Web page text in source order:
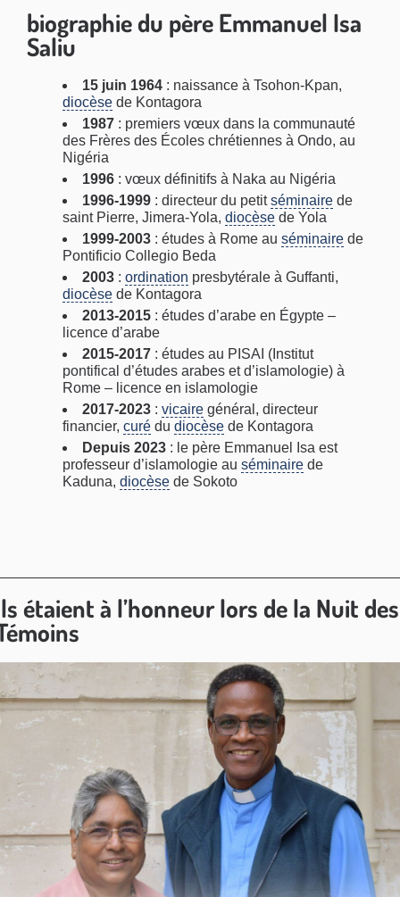
biographie du père Emmanuel Isa
Saliu
15 juin 1964 : naissance à Tsohon-Kpan,
diocèse de Kontagora
1987 : premiers vœux dans la communauté
des Frères des Écoles chrétiennes à Ondo, au
Nigéria
1996 : vœux définitifs à Naka au Nigéria
1996-1999 : directeur du petitséminaire de
saint Pierre, Jimera-Yola, diocèse de Yola
1999-2003 : études à Rome au séminaire de
Pontificio Collegio Beda
2003 : ordination presbytérale à Guffanti,
diocèse de Kontagora
2013-2015 : études d’arabe en Égypte –
licence d’arabe
2015-2017 : études au PISAI (Institut
pontifical d’études arabes et d’islamologie) à
Rome – licence en islamologie
2017-2023 : vicaire général, directeur
financier, curé du diocèse de Kontagora
Depuis 2023 : le père Emmanuel Isa est
professeur d’islamologie au séminaire de
Kaduna, diocèse de Sokoto
étaient à l’honneur lors de la Nuit des